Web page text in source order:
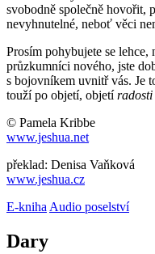
svobodně společně hovořit,
nevyhnutelné, neboť věci
Prosím pohybujete se lehce,
průzkumníci nového, jste
s bojovníkem uvnitř vás. Je
touží po objetí, objetíradosti
© Pamela Kribbe
www.jeshua.net
překlad: Denisa Vaňková
www.jeshua.cz
E-kniha Audio poselství
Dary